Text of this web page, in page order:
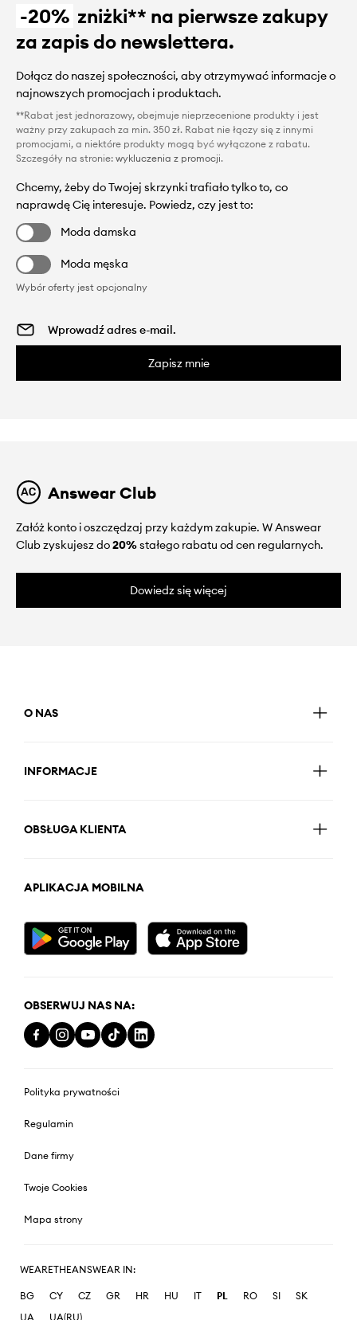
-20% zniżki** na pierwsze zakupy
za zapis do newslettera.
Dołącz do naszej społeczności, aby otrzymywać informacje o
najnowszych promocjach i produktach.
**Rabat jest jednorazowy, obejmuje nieprzecenione produkty i jest
ważny przy zakupach za min. 350 zł. Rabat nie łączy się z innymi
promocjami, a niektóre produkty mogą być wyłączone z rabatu.
Szczegóły na stronie: wykluczenia z promocji.
Chcemy, żeby do Twojej skrzynki trafiało tylko to, co
naprawdę Cię interesuje. Powiedz, czy jest to:
Moda damska
Moda męska
Wybór oferty jest opcjonalny
Zapisz mnie
Answear Club
Załóż konto i oszczędzaj przy każdym zakupie. W Answear
Club zyskujesz do20%stałego rabatu od cen regularnych.
Dowiedz się więcej
O NAS
INFORMACJE
OBSŁUGA KLIENTA
APLIKACJA MOBILNA
OBSERWUJ NAS NA:
Polityka prywatności
Regulamin
Dane firmy
Twoje Cookies
Mapa strony
WEARETHEANSWEAR IN:
BG CY CZ GR HR HU IT PL RO SI
SK
UA
UA(RU)